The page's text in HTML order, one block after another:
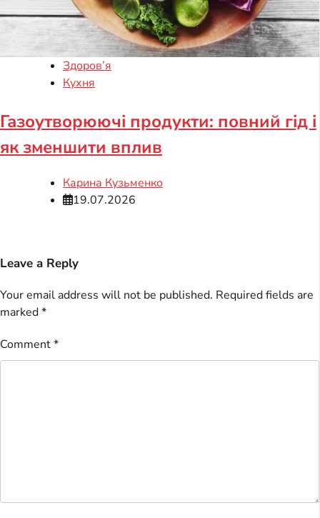
Здоров’я
Кухня
Газоутворюючі продукти: повний гід і
як зменшити вплив
Карина Кузьменко
19.07.2026
Leave a Reply
Your email address will not be published. Required fields are
marked*
Comment*